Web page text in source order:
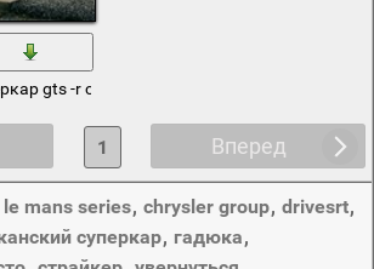
gts -r chrysler group на гоночном треке
Вперед
1
mans series, chrysler group, drivesrt,
суперкар, гадюка,